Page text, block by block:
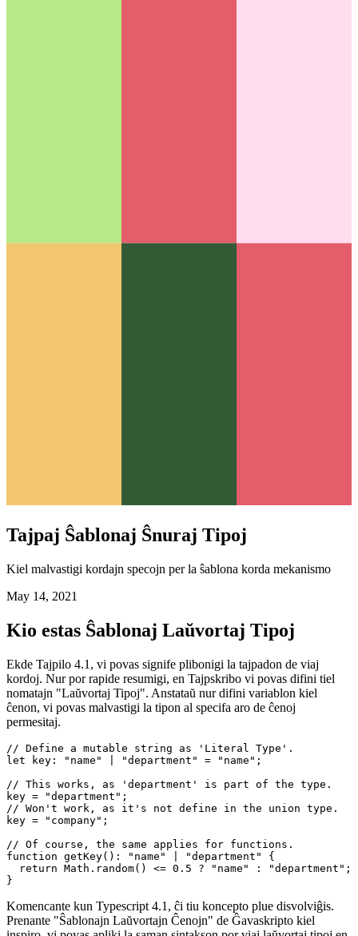
Tajpaj Ŝablonaj Ŝnuraj Tipoj
Kiel malvastigi kordajn specojn per la ŝablona korda mekanismo
May 14, 2021
Kio estas Ŝablonaj Laŭvortaj Tipoj
Ekde Tajpilo 4.1, vi povas signife plibonigi la tajpadon de viaj
kordoj. Nur por rapide resumigi, en Tajpskribo vi povas difini tiel
nomatajn "Laŭvortaj Tipoj". Anstataŭ nur difini variablon kiel
ĉenon, vi povas malvastigi la tipon al specifa aro de ĉenoj
permesitaj.
// Define a mutable string as 'Literal Type'.
let key: "name" | "department" = "name";
// This works, as 'department' is part of the type.
// Won't work, as it's not define in the union type.
key = "company";
// Of course, the same applies for functions.
  return Math.random() <= 0.5 ? "name" : "department";